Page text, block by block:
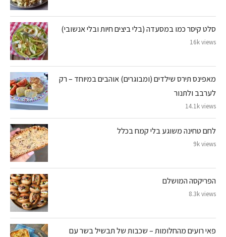
סלט קיסר כמו במסעדה (בלי ביצים חיות ובלי אנשובי)
16k views
מאפינס תירס שילדים (ומבוגרים) אוהבים במיוחד – רק
לערבב ולתנור
14.1k views
לחם טחינה משוגע בלי קמח בכלל
9k views
הפריקסה המושלם
8.3k views
פאי רועים מהחלומות – שכבות של תבשיל בשר עם